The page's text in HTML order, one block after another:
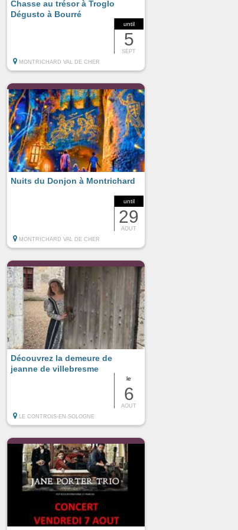
until
5
SEPT
Chasse au trésor à Troglo
Dégusto à Bourré
MONTRICHARD VAL DE CHER
until
29
AOUT
Nuits du Donjon à Montrichard
MONTRICHARD VAL DE CHER
le
6
AOUT
Découvrez la demeure de
jeanne de villebresme
LE CONTROIS-EN-SOLOGNE